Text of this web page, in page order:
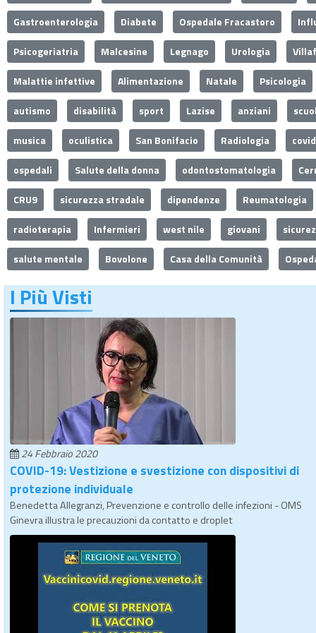
Gastroenterologia
Diabete Ospedale Fracastoro
Psicogeriatria
Malcesine Legnago Urologia
Malattie infettive
Alimentazione Natale
Psicologia
autismo
disabilità sport Lazise anziani
musica
oculistica San Bonifacio Radiologia
ospedali
Salute della donna odontostomatologia
CRU9
sicurezza stradale dipendenze
Reumatologia
radioterapia
Infermieri west nile giovani
salute mentale
Bovolone Casa della Comunità
I Più Visti
24 Febbraio 2020
COVID-19: Vestizione e svestizione con dispositivi di
protezione individuale
Benedetta Allegranzi, Prevenzione e controllo delle infezioni - OMS
Ginevra illustra le precauzioni da contatto e droplet